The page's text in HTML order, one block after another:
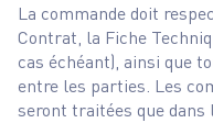
La commande doit
Contrat, la Fiche
cas échéant), ainsi que
entre les parties. Les
seront traitées que